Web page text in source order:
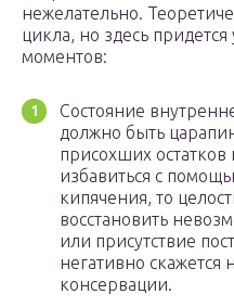
нежелательно.
цикла, но здесь
моментов:
Состояние
должно быть
присохших
избавиться с
кипячения, то
восстановить
или присутствие
негативно скажется
консервации.